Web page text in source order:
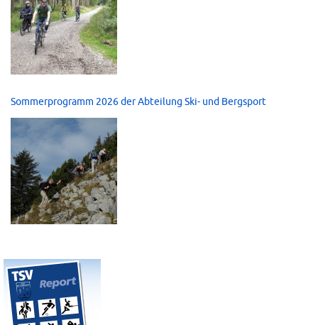
Sommerprogramm 2026 der Abteilung Ski- und Bergsport